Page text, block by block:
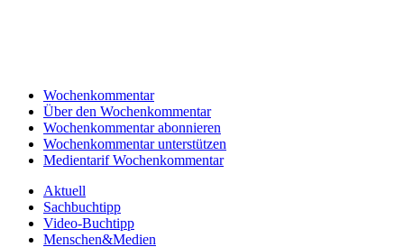
Wochenkommentar
Über den Wochenkommentar
Wochenkommentar abonnieren
Wochenkommentar unterstützen
Medientarif Wochenkommentar
Aktuell
Sachbuchtipp
Video-Buchtipp
Menschen&Medien